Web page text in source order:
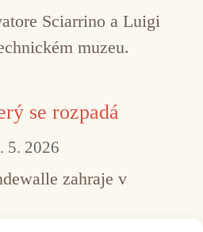
Sciarrino a Luigi
muzeu.
se rozpadá
5. 2026
zahraje v